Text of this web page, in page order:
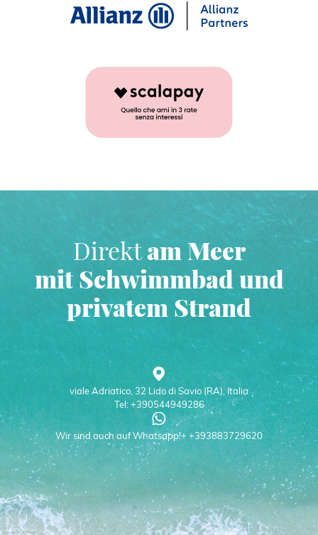
Direktam Meer
mit Schwimmbad und
privatem Strand
viale Adriatico, 32 Lido di Savio (RA), Italia
Tel: +390544949286
Wir sind auch auf Whatsapp!+ +393883729620